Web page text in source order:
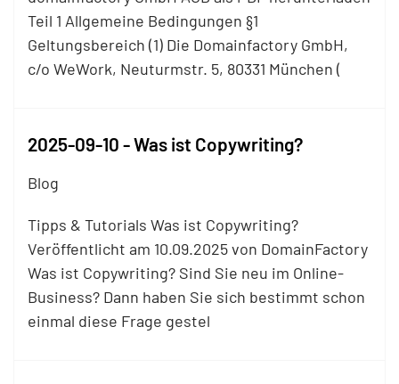
Teil 1 Allgemeine Bedingungen §1
Geltungsbereich (1) Die Domainfactory GmbH,
c/o WeWork, Neuturmstr. 5, 80331 München (
2025-09-10 - Was ist Copywriting?
Blog
Tipps & Tutorials Was ist Copywriting?
Veröffentlicht am 10.09.2025 von DomainFactory
Was ist Copywriting? Sind Sie neu im Online-
Business? Dann haben Sie sich bestimmt schon
einmal diese Frage gestel